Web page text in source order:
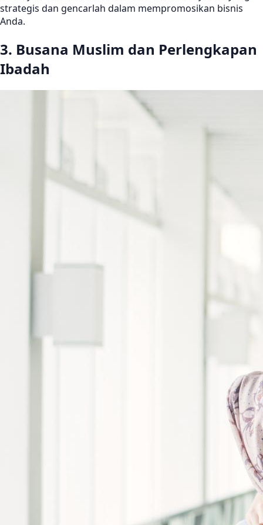
strategis dan gencarlah dalam mempromosikan bisnis
Anda.
3. Busana Muslim dan Perlengkapan
Ibadah